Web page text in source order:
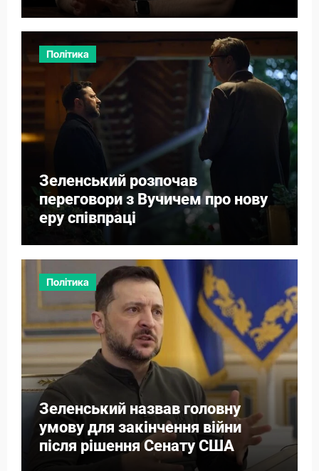
Політика
Зеленський розпочав
переговори з Вучичем про нову
еру співпраці
Політика
Зеленський назвав головну
умову для закінчення війни
після рішення Сенату США